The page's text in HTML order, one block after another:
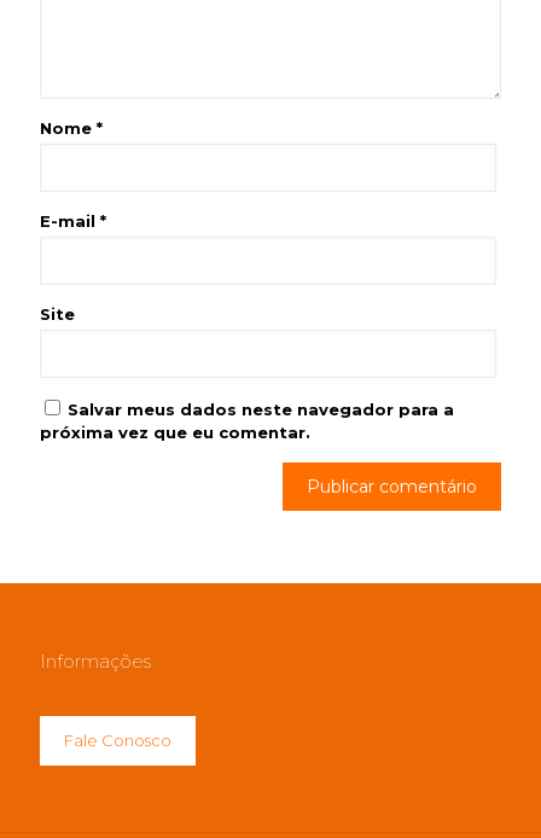
Nome *
E-mail *
Site
Salvar meus dados neste navegador para a
próxima vez que eu comentar.
Informações
Fale Conosco